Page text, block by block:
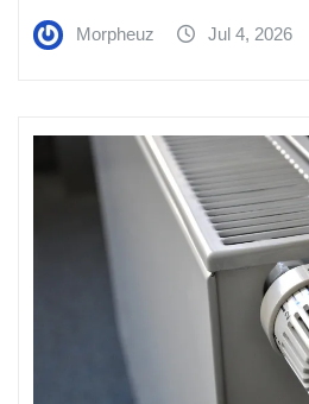
Morpheuz Jul 4, 2026